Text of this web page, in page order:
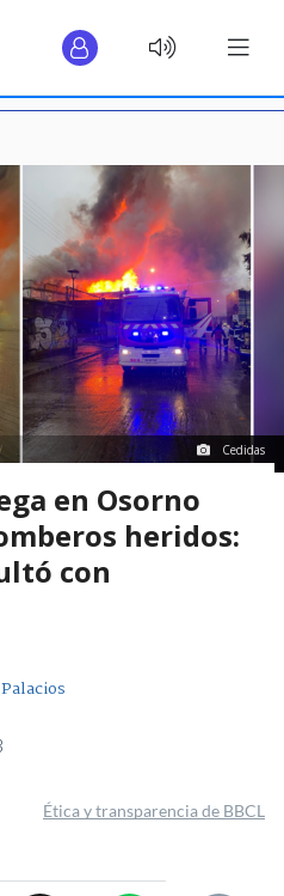
Cedidas
en Osorno
heridos:
con
Ética y transparencia de BBCL